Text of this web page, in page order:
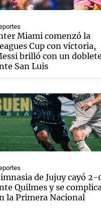
Miami comenzó la
Cup con victoria,
brilló con un
San Luis
de Jujuy cayó 2-
Quilmes y se
la Primera Nacional
Notas
Cadena 3 en